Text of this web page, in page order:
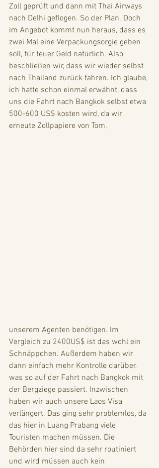
Zoll geprüft und dann mit Thai Airways
nach Delhi geflogen. So der Plan. Doch
im Angebot kommt nun heraus, dass es
zwei Mal eine Verpackungsorgie geben
soll, für teuer Geld natürlich. Also
beschließen wir, dass wir wieder selbst
nach Thailand zurück fahren. Ich glaube,
ich hatte schon einmal erwähnt, dass
uns die Fahrt nach Bangkok selbst etwa
500-600 US$ kosten wird, da wir
erneute Zollpapiere von Tom,
unserem Agenten benötigen. Im
Vergleich zu 2400US$ ist das wohl ein
Schnäppchen. Außerdem haben wir
dann einfach mehr Kontrolle darüber,
was so auf der Fahrt nach Bangkok mit
der Bergziege passiert. Inzwischen
haben wir auch unsere Laos Visa
verlängert. Das ging sehr problemlos, da
das hier in Luang Prabang viele
Touristen machen müssen. Die
Behörden hier sind da sehr routiniert
und wird müssen auch kein